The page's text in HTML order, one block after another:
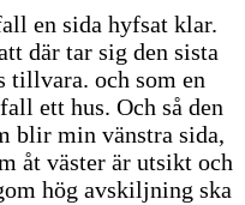
en sida hyfsat klar.
där tar sig den sista
tillvara. och som en
ett hus. Och så den
blir min vänstra sida,
åt väster är utsikt och
hög avskiljning ska